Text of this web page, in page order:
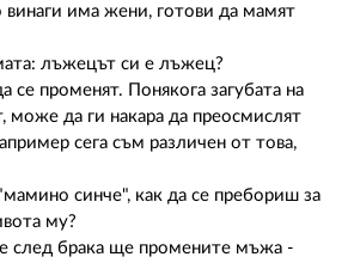
има жени, готови да мамят
лъжецът си е лъжец?
променят. Понякога загубата на
може да ги накара да преосмислят
сега съм различен от това,
синче", как да се пребориш за
му?
след брака ще промените мъжа -